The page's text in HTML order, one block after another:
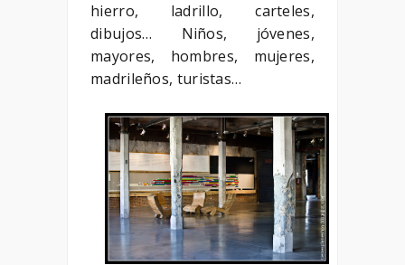
hierro, ladrillo, carteles,
dibujos… Niños, jóvenes,
mayores, hombres, mujeres,
madrileños, turistas…